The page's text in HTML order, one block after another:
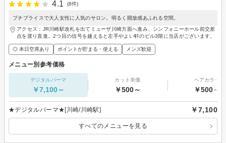
4.1 (8件)
プチプライスで大人女性に人気のサロン。明るく開放感あふれる空間。
アクセス：JR川崎駅改札を出てミューザ川崎方面へ進み、シンフォニーホール前交差
点を渡り直進。2つ目の信号を越えると左手やよい軒のビル3階に当店がございます。
◎ 本日空席あり ポイントが貯まる・使える メンズ歓迎
メニュー別参考価格
デジタルパーマ
￥7,100～
カット単価
￥500～
ヘアカラー
￥500～
★デジタルパーマ★[川崎/川崎駅] ￥7,100
すべてのメニューを見る